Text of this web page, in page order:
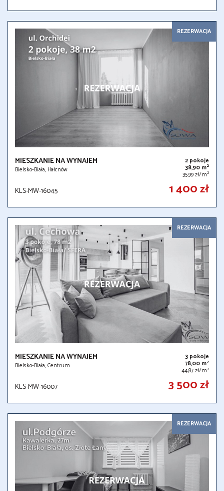
REZERWACJA
MIESZKANIE NA WYNAJEM
Bielsko-Biała, Hałcnów
2 pokoje
38,90 m2
35,99 zł/m2
KLS-MW-16045 1 400 zł
REZERWACJA
MIESZKANIE NA WYNAJEM
Bielsko-Biała, Centrum
3 pokoje
78,00 m2
44,87 zł/m2
KLS-MW-16007 3 500 zł
REZERWACJA